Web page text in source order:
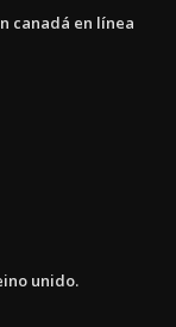
canadá en línea
unido.